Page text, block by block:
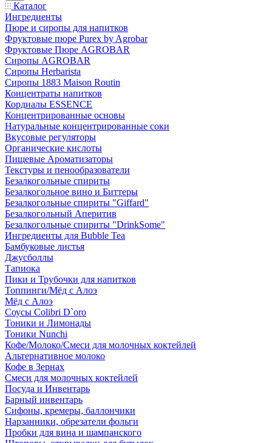
Каталог
Ингредиенты
Пюре и сиропы для напитков
Фруктовые пюре Purex by Agrobar
Фруктовые Пюре AGROBAR
Сиропы AGROBAR
Сиропы Herbarista
Сиропы 1883 Maison Routin
Концентраты напитков
Кордиалы ESSENCE
Концентрированные основы
Натуральные концентрированные соки
Вкусовые регуляторы
Органические кислоты
Пищевые Ароматизаторы
Текстуры и пенообразователи
Безалкогольные спириты
Безалкогольное вино и Биттеры
Безалкогольные спириты "Giffard"
Безалкогольный Аперитив
Безалкогольные спириты "DrinkSome"
Ингредиенты для Bubble Tea
Бамбуковые листья
Джусболлы
Тапиока
Пики и Трубочки для напитков
Топпинги/Мёд с Алоэ
Мёд с Алоэ
Соусы Colibri D`oro
Тоники и Лимонады
Тоники Nunchi
Кофе/Молоко/Смеси для молочных коктейлей
Альтернативное молоко
Кофе в Зернах
Смеси для молочных коктейлей
Посуда и Инвентарь
Барный инвентарь
Сифоны, кремеры, баллончики
Нарзанники, обрезатели фольги
Пробки для вина и шампанского